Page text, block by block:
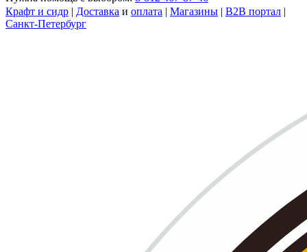
Крафт и сидр | Доставка и оплата | Магазины | B2B портал |
Санкт-Петербург